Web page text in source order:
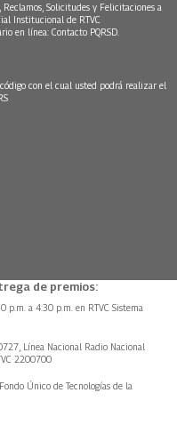
Solicitudes y Felicitaciones a
Institucional de RTVC
en línea: Contacto PQRSD.
con el cual usted podrá realizar el
de premios:
p.m. a 4:30 p.m. en RTVC Sistema
Línea Nacional Radio Nacional
2200700
Único de Tecnologías de la